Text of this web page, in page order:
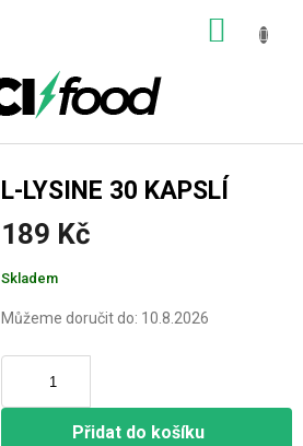
L-LYSINE 30 KAPSLÍ
189 Kč
cena:
Skladem
Můžeme doručit do: 10.8.2026
Přidat do košíku